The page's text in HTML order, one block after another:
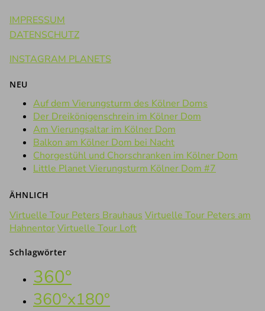
IMPRESSUM
DATENSCHUTZ
INSTAGRAM PLANETS
NEU
Auf dem Vierungsturm des Kölner Doms
Der Dreikönigenschrein im Kölner Dom
Am Vierungsaltar im Kölner Dom
Balkon am Kölner Dom bei Nacht
Chorgestühl und Chorschranken im Kölner Dom
Little Planet Vierungsturm Kölner Dom #7
ÄHNLICH
Virtuelle Tour Peters Brauhaus Virtuelle Tour Peters am
HahnentorVirtuelle Tour Loft
Schlagwörter
360°
360°x180°